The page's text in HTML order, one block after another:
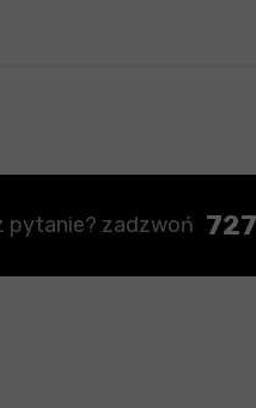
pytanie? zadzwoń